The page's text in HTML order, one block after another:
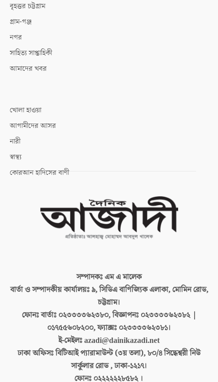
বৃহত্তর চট্টগ্রাম
গ্রাম-গঞ্জ
নগর
সাহিত্য সাপ্তাহিকী
আমাদের খবর
খোলা হাওয়া
আগামীদের আসর
নারী
স্বাস্থ্য
কোরআন হাদিসের বাণী
সম্পাদকঃএম এ মালেক
বার্তা ও সম্পাদকীয় কার্যালয়ঃ৯, সিডিএ বাণিজ্যিক এলাকা, মোমিন রোড,
চট্টগ্রাম।
ফোনঃ বার্তাঃ ০২৩৩৩৩৬২৩৮০, বিজ্ঞাপনঃ ০২৩৩৩৩৬২৩৮২ |
০১৭৫৫৬০৮২০০, ফ্যাক্সঃ ০২৩৩৩৩৬২৩৮১।
ই-মেইলঃazadi@dainikazadi.net
ঢাকা অফিসঃবিটিআই প্যারামাউন্ট (৩য় তলা), ৮০/৪ সিদ্ধেশ্বরী নিউ
সার্কুলার রোড , ঢাকা-১২১৭।
ফোনঃ ০২২২২২২৮৫৮২ ।